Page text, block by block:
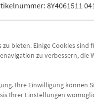
8Y4061511
Lieferung
bieten. Einige Cookies
zu verbessern, die
Ihre Einwilligung können
Ihrer Einstellungen